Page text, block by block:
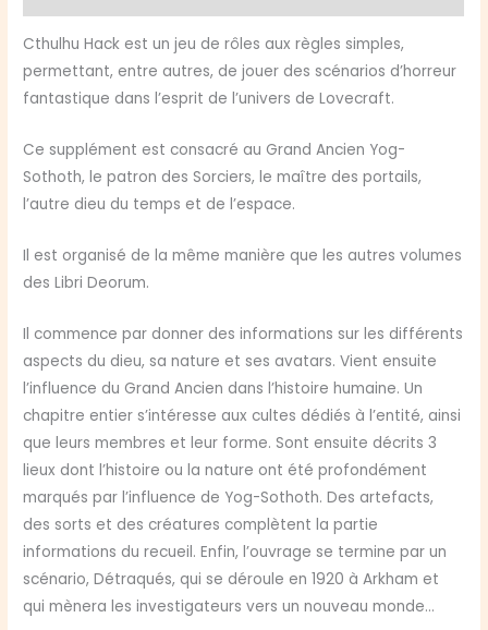
Cthulhu Hack est un jeu de rôles aux règles simples,
permettant, entre autres, de jouer des scénarios d’horreur
fantastique dans l’esprit de l’univers de Lovecraft.
Ce supplément est consacré au Grand Ancien Yog-
Sothoth, le patron des Sorciers, le maître des portails,
l’autre dieu du temps et de l’espace.
Il est organisé de la même manière que les autres volumes
des Libri Deorum.
Il commence par donner des informations sur les différents
aspects du dieu, sa nature et ses avatars. Vient ensuite
l’influence du Grand Ancien dans l’histoire humaine. Un
chapitre entier s’intéresse aux cultes dédiés à l’entité, ainsi
que leurs membres et leur forme. Sont ensuite décrits 3
lieux dont l’histoire ou la nature ont été profondément
marqués par l’influence de Yog-Sothoth. Des artefacts,
des sorts et des créatures complètent la partie
informations du recueil. Enfin, l’ouvrage se termine par un
scénario, Détraqués, qui se déroule en 1920 à Arkham et
qui mènera les investigateurs vers un nouveau monde…